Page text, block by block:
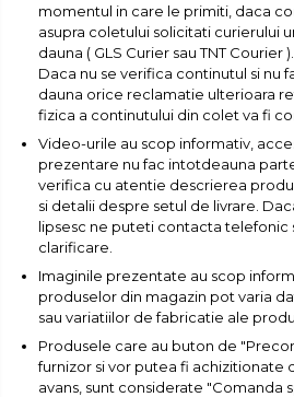
momentul in care le primiti, daca
asupra coletului solicitati curierului
dauna ( GLS Curier sau TNT Courier ).
Daca nu se verifica continutul si nu
dauna orice reclamatie ulterioara
fizica a continutului din colet va fi
Video-urile au scop informativ,
prezentare nu fac intotdeauna
verifica cu atentie descrierea
si detalii despre setul de livrare.
lipsesc ne puteti contacta telefonic
clarificare.
Imaginile prezentate au scop
produselor din magazin pot varia
sau variatiilor de fabricatie ale
Produsele care au buton de
furnizor si vor putea fi achizitionate
avans, sunt considerate "Comanda